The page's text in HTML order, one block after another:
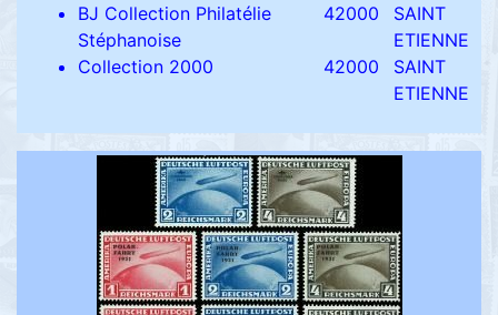
BJ Collection Philatélie
Stéphanoise
42000
SAINT
ETIENNE
Collection 2000
42000
SAINT
ETIENNE